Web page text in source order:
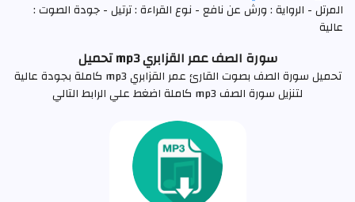
المرتل - الرواية : ورش عن نافع - نوع القراءة : ترتيل - جودة الصوت :
عالية
سورة الصف عمر القزابري mp3 تحميل
تحميل سورة الصف بصوت القارئ عمر القزابري mp3 كاملة بجودة عالية
لتنزيل سورة الصف mp3 كاملة اضغط علي الرابط التالي